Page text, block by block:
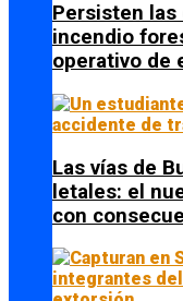
Persisten las
incendio
operativo de
Las vías de
letales: el
con